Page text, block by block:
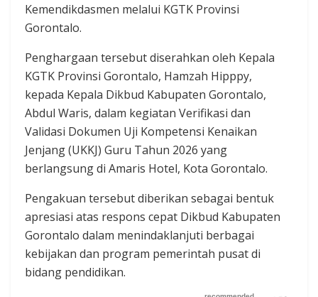
Kemendikdasmen melalui KGTK Provinsi
Gorontalo.
Penghargaan tersebut diserahkan oleh Kepala
KGTK Provinsi Gorontalo, Hamzah Hipppy,
kepada Kepala Dikbud Kabupaten Gorontalo,
Abdul Waris, dalam kegiatan Verifikasi dan
Validasi Dokumen Uji Kompetensi Kenaikan
Jenjang (UKKJ) Guru Tahun 2026 yang
berlangsung di Amaris Hotel, Kota Gorontalo.
Pengakuan tersebut diberikan sebagai bentuk
apresiasi atas respons cepat Dikbud Kabupaten
Gorontalo dalam menindaklanjuti berbagai
kebijakan dan program pemerintah pusat di
bidang pendidikan.